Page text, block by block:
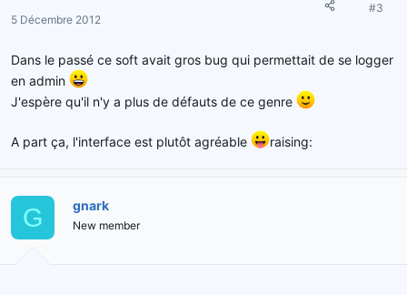
5 Décembre 2012
#3
Dans le passé ce soft avait gros bug qui permettait de se logger
en admin
J'espère qu'il n'y a plus de défauts de ce genre
A part ça, l'interface est plutôt agréable raising:
G gnark
New member